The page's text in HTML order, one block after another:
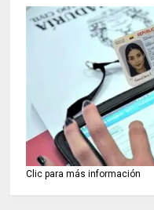
Clic para más información